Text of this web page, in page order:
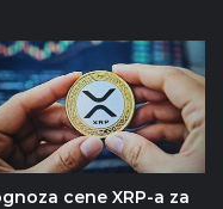
cene XRP-a za